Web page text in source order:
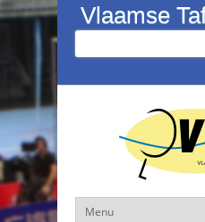
Overslaan en naar de inhoud gaan
Vlaamse
Zoekveld